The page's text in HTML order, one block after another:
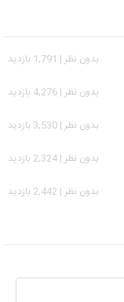
بدون نظر | 1,791 بازدید
بدون نظر | 4,276 بازدید
بدون نظر | 3,530 بازدید
بدون نظر | 2,324 بازدید
بدون نظر | 2,442 بازدید